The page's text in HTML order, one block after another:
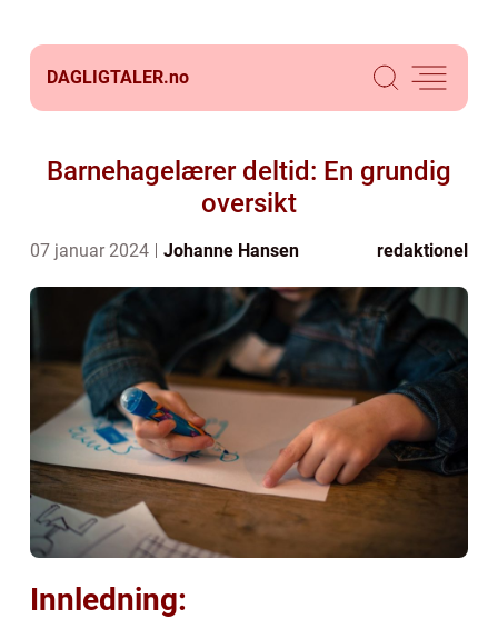
DAGLIGTALER.no
Barnehagelærer deltid: En grundig
oversikt
07 januar 2024 Johanne Hansen redaktionel
Innledning: